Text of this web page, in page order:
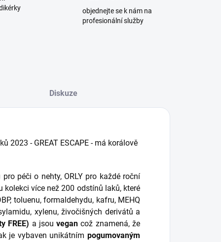
objednejte se k nám na
profesionální služby
Diskuze
2023 - GREAT ESCAPE - má korálově
péči o nehty, ORLY pro každé roční
více než 200 odstínů laků, které
toluenu, formaldehydu, kafru, MEHQ
xylenu, živočišných derivátů a
FREE) a jsouvegan což znamená, že
je vybaven unikátním pogumovaným